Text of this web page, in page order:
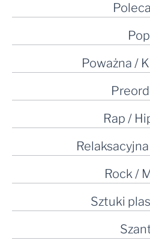
Pop
Poważna /
Rap /
Rock /
Sztuki